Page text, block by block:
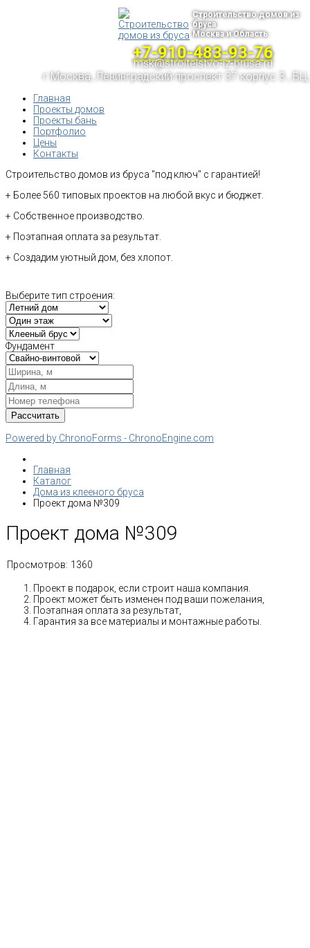
Строительство домов из
бруса
Москва и Область
+7-910-483-93-76
msk@stroitelstvo-iz-brusa.ru
г.Москва, Ленинградский проспект 37 корпус 3 , БЦ
Главная
Проекты домов
Проекты бань
Портфолио
Цены
Контакты
Строительство домов из бруса "под ключ" с гарантией!
+ Более 560 типовых проектов на любой вкус и бюджет.
+ Собственное производство.
+ Поэтапная оплата за результат.
+ Создадим уютный дом, без хлопот.
Выберите тип строения:
Фундамент
Powered by ChronoForms - ChronoEngine.com
Главная
Каталог
Дома из клееного бруса
Проект дома №309
Проект дома №309
Просмотров: 1360
Проект в подарок, если строит наша компания.
Проект может быть изменен под ваши пожелания,
Поэтапная оплата за результат,
Гарантия за все материалы и монтажные работы.